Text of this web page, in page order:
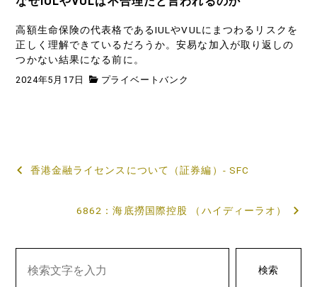
高額生命保険の代表格であるIULやVULにまつわるリスクを
正しく理解できているだろうか。安易な加入が取り返しの
つかない結果になる前に。
2024年5月17日 プライベートバンク
投
ゲ
香港金融ライセンスについて（証券編）- SFC
6862：海底撈国際控股 （ハイディーラオ）
検索